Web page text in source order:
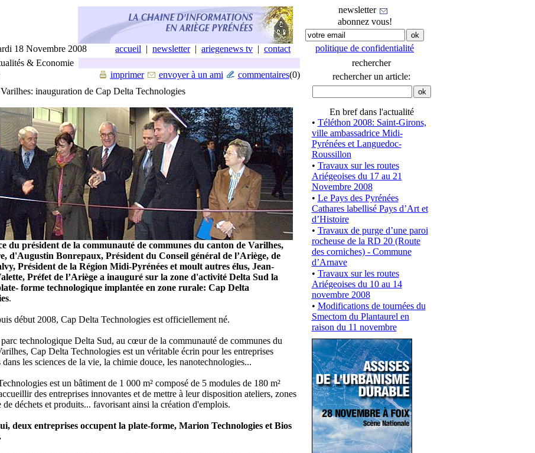
18 Novembre 2008 accueil | newsletter| ariegenews tv | contact
newsletter
abonnez vous!
politique de confidentialité
& Economie
imprimer envoyer à un ami commentaires(0)
inauguration de Cap Delta Technologies
du président de la communauté de communes du canton de Varilhes,
d'Augustin Bonrepaux, Président du Conseil général de l’Ariège, de
Président de la Région Midi-Pyrénées et moult autres élus, Jean-
Préfet de l’Ariège a inauguré sur la zone d'activité Delta Sud la
forme technologique implantée en zone rurale: Cap Delta
.
début 2008, Cap Delta Technologies est officiellement né.
technologique Delta Sud, au cœur de la communauté de communes du
Cap Delta Technologies est un véritable écrin pour les entreprises
dans les sciences de la vie, la chimie douce, les nanotechnologies...
est un bâtiment de 1 000 m² composé de 5 modules de 180 m²
des entreprises innovantes et de mettre à leur disposition ateliers, zones
de déchets et produits... favorisant ainsi la création d'emplois.
deux entreprises occupent la plate-forme, Marion Technologies et Bios
rechercher
rechercher un article:
En bref dans l'actualité
• Téléthon 2008: Saint-Girons,
ville ambassadrice Midi-
Pyrénées et Languedoc-
Roussillon
• Travaux sur les routes
Ariégeoises du 17 au 21
Novembre 2008
• Le Pays des Pyrénées
Cathares labellisé Pays d’Art et
d’Histoire
• Travaux de purge d’une paroi
rocheuse de la RD 20 (Route
des corniches) - Commune
d’Arnave
• Travaux sur les routes
Ariégeoises du 10 au 14
novembre 2008
• Modifications de tournées du
Smectom du Plantaurel en
raison du 11 novembre